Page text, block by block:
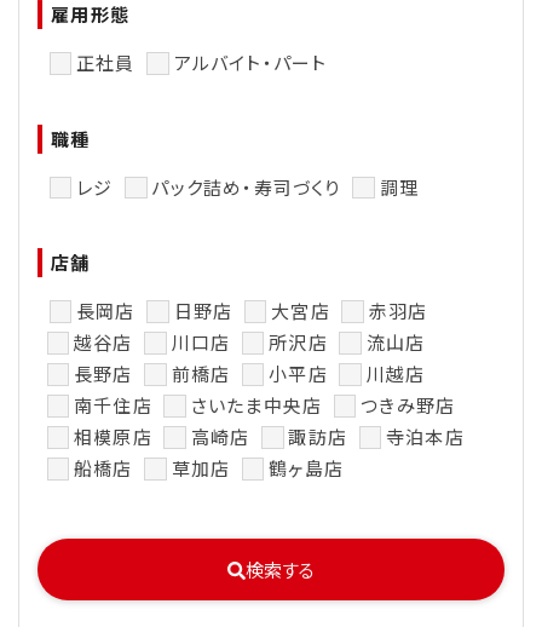
雇用形態
正社員
アルバイト・パート
職種
レジ
パック詰め・寿司づくり 調理
店舗
長岡店
日野店 大宮店
赤羽店
越谷店
川口店 所沢店
流山店
長野店
前橋店 小平店
川越店
南千住店
さいたま中央店
つきみ野店
相模原店
高崎店 諏訪店
寺泊本店
船橋店
草加店 鶴ヶ島店
検索する